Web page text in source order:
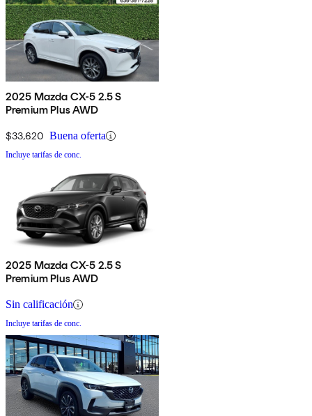
2025 Mazda CX-5 2.5 S
Premium Plus AWD
$33,620 Buena oferta
Incluye tarifas de conc.
2025 Mazda CX-5 2.5 S
Premium Plus AWD
Sin calificación
Incluye tarifas de conc.